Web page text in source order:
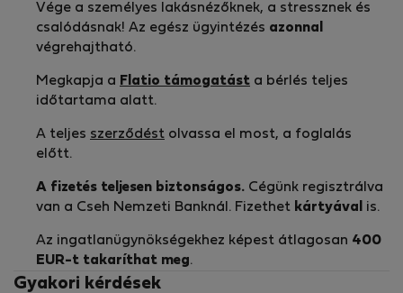
Vége a személyes lakásnézőknek, a stressznek és
csalódásnak! Az egész ügyintézés azonnal
végrehajtható.
Megkapja a Flatio támogatást a bérlés teljes
időtartama alatt.
A teljes szerződést olvassa el most, a foglalás
előtt.
A fizetés teljesen biztonságos. Cégünk regisztrálva
van a Cseh Nemzeti Banknál. Fizethet kártyával is.
Az ingatlanügynökségekhez képest átlagosan 400
EUR-t takaríthat meg.
Gyakori kérdések